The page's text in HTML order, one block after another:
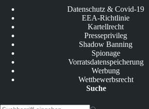
Datenschutz & Covid-19
EEA-Richtlinie
Kartellrecht
Presseprivileg
Shadow Banning
Spionage
Vorratsdatenspeicherung
Werbung
Wettbewerbsrecht
Suche